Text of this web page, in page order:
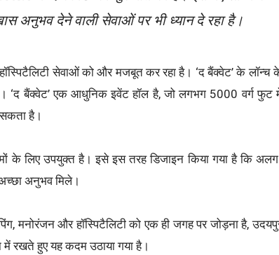
अनुभव देने वाली सेवाओं पर भी ध्यान दे रहा है।
सेवाओं को और मजबूत कर रहा है। ‘द बैंक्वेट’ के लॉन्च
‘द बैंक्वेट’ एक आधुनिक इवेंट हॉल है, जो लगभग 5000 वर्ग फुट
है।
के लिए उपयुक्त है। इसे इस तरह डिजाइन किया गया है कि
अनुभव मिले।
मनोरंजन और हॉस्पिटैलिटी को एक ही जगह पर जोड़ना है,
रखते हुए यह कदम उठाया गया है।